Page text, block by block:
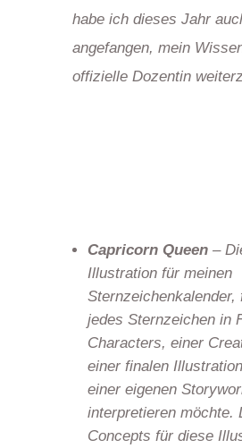
habe ich dieses Jahr
angefangen, mein
offizielle Dozentin
Capricorn Queen–
Illustration für meinen
Sternzeichenkalender,
jedes Sternzeichen in
Characters, einer
einer finalen
einer eigenen
interpretieren möchte.
Concepts für diese